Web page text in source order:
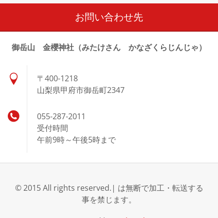
お問い合わせ先
御岳山 金櫻神社（みたけさん かなざくらじんじゃ）
〒400-1218
山梨県甲府市御岳町2347
055-287-2011
受付時間
午前9時～午後5時まで
© 2015 All rights reserved.| は無断で加工・転送する
事を禁じます。